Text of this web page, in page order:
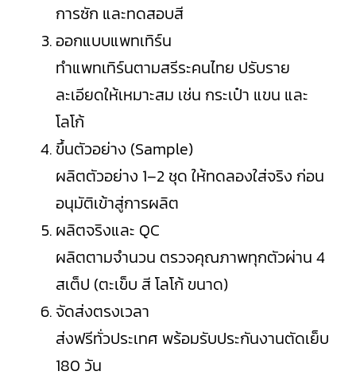
การซัก และทดสอบสี
ออกแบบแพทเทิร์น
ทำแพทเทิร์นตามสรีระคนไทย ปรับราย
ละเอียดให้เหมาะสม เช่น กระเป๋า แขน และ
โลโก้
ขึ้นตัวอย่าง (Sample)
ผลิตตัวอย่าง 1–2 ชุด ให้ทดลองใส่จริง ก่อน
อนุมัติเข้าสู่การผลิต
ผลิตจริงและ QC
ผลิตตามจำนวน ตรวจคุณภาพทุกตัวผ่าน 4
สเต็ป (ตะเข็บ สี โลโก้ ขนาด)
จัดส่งตรงเวลา
ส่งฟรีทั่วประเทศ พร้อมรับประกันงานตัดเย็บ
180 วัน